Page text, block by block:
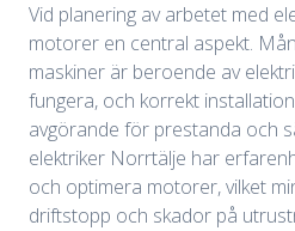
Vid planering av arbetet med
motorer en central aspekt.
maskiner är beroende av
fungera, och korrekt
avgörande för prestanda och
elektriker Norrtälje har
och optimera motorer, vilket
driftstopp och skador på